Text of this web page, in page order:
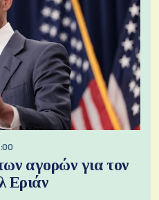
αγορών για τον
Εριάν